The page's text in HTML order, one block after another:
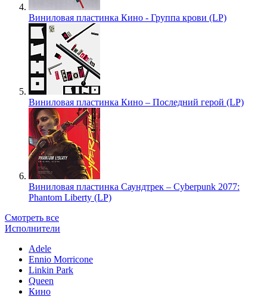
Виниловая пластинка Кино - Группа крови (LP)
Виниловая пластинка Кино – Последний герой (LP)
Виниловая пластинка Саундтрек – Cyberpunk 2077:
Phantom Liberty (LP)
Смотреть все
Исполнители
Adele
Ennio Morricone
Linkin Park
Queen
Кино